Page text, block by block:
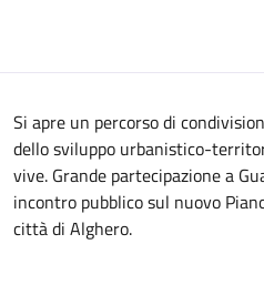
Si apre un percorso di
dello sviluppo urbanistico-
vive. Grande partecipazione a
incontro pubblico sul nuovo
città di Alghero.